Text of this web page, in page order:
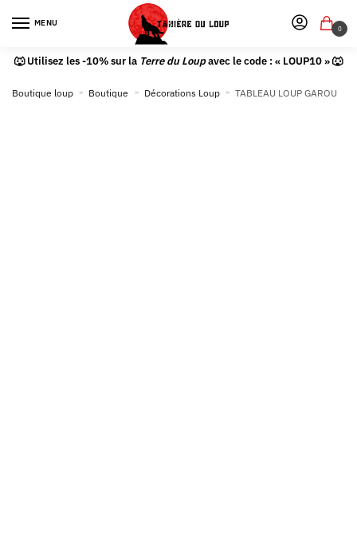
MENU
0
🐺 Utilisez les -10% sur la Terre du Loupavec le code : « LOUP10 » 🐺
Boutique loup » Boutique » Décorations Loup » TABLEAU LOUP GAROU